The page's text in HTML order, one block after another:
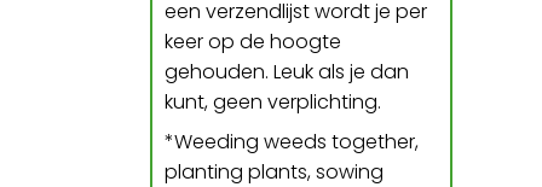
een verzendlijst wordt je per
keer op de hoogte
gehouden. Leuk als je dan
kunt, geen verplichting.
*Weeding weeds together,
planting plants, sowing